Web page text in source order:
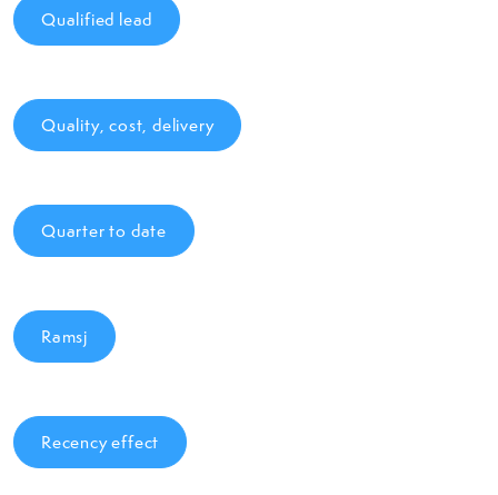
Qualified lead
Quality, cost, delivery
Quarter to date
Ramsj
Recency effect